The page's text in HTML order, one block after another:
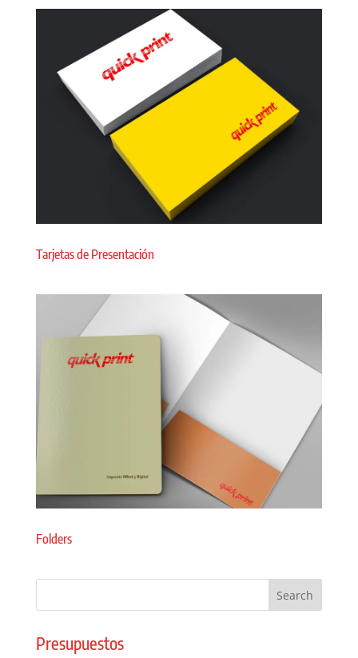
Tarjetas de Presentación
Folders
Presupuestos